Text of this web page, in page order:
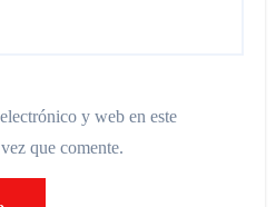
y web en este
que comente.